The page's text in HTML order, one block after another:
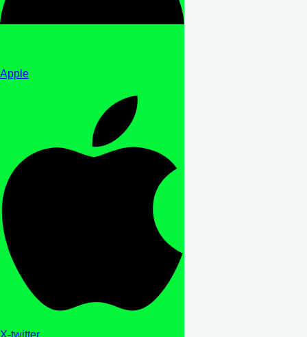
Apple
X-twitter